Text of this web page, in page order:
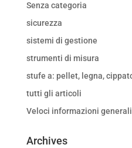
Senza categoria
sicurezza
sistemi di gestione
strumenti di misura
stufe a: pellet, legna,
tutti gli articoli
Veloci informazioni
Archives